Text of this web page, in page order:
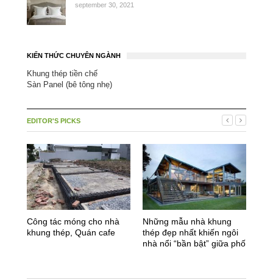
september 30, 2021
KIẾN THỨC CHUYÊN NGÀNH
Khung thép tiền chế
Sàn Panel (bê tông nhẹ)
EDITOR'S PICKS
Công tác móng cho nhà
khung thép, Quán cafe
Những mẫu nhà khung
thép đẹp nhất khiến ngôi
nhà nổi “bần bật” giữa phố